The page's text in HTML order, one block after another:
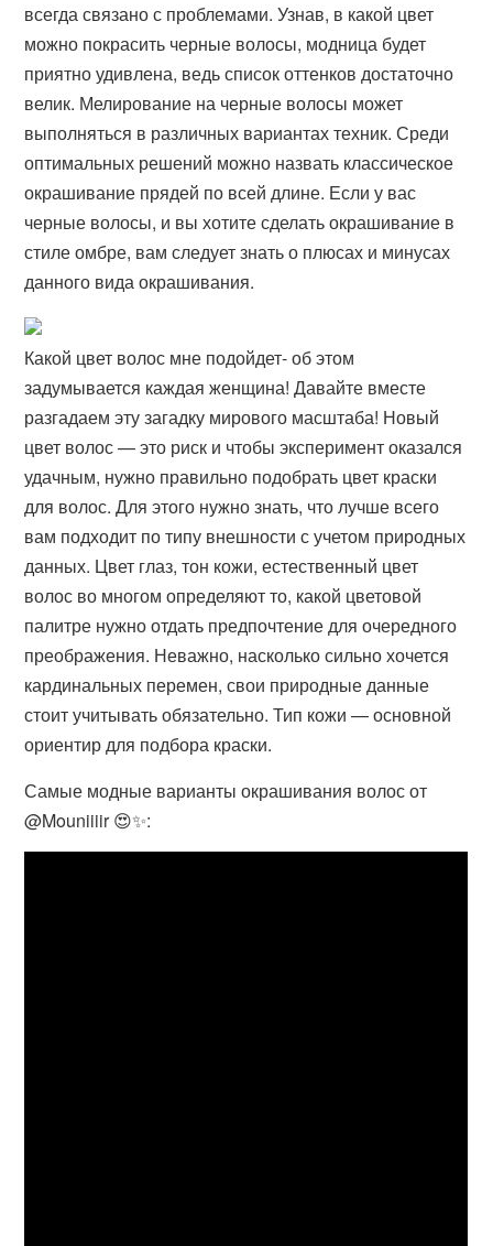
всегда связано с проблемами. Узнав, в какой цвет
можно покрасить черные волосы, модница будет
приятно удивлена, ведь список оттенков достаточно
велик. Мелирование на черные волосы может
выполняться в различных вариантах техник. Среди
оптимальных решений можно назвать классическое
окрашивание прядей по всей длине. Если у вас
черные волосы, и вы хотите сделать окрашивание в
стиле омбре, вам следует знать о плюсах и минусах
данного вида окрашивания.
Какой цвет волос мне подойдет- об этом
задумывается каждая женщина! Давайте вместе
разгадаем эту загадку мирового масштаба! Новый
цвет волос — это риск и чтобы эксперимент оказался
удачным, нужно правильно подобрать цвет краски
для волос. Для этого нужно знать, что лучше всего
вам подходит по типу внешности с учетом природных
данных. Цвет глаз, тон кожи, естественный цвет
волос во многом определяют то, какой цветовой
палитре нужно отдать предпочтение для очередного
преображения. Неважно, насколько сильно хочется
кардинальных перемен, свои природные данные
стоит учитывать обязательно. Тип кожи — основной
ориентир для подбора краски.
Самые модные варианты окрашивания волос от
@Mouniiiir 😍✨: